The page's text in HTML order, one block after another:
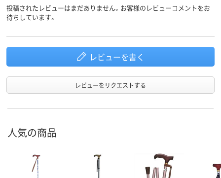
投稿されたレビューはまだありません。お客様のレビューコメントをお
待ちしています。
レビューを書く
レビューをリクエストする
人気の商品